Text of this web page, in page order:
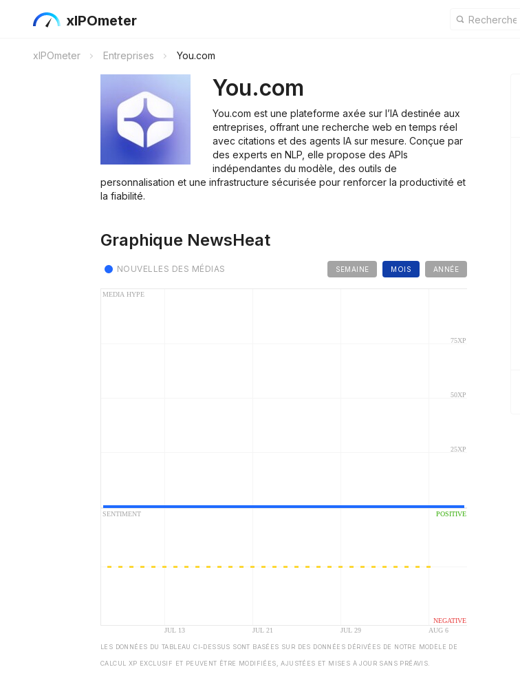
xIPOmeter
xIPOmeter Entreprises You.com
You.com
You.com est une plateforme axée sur l’IA destinée aux
entreprises, offrant une recherche web en temps réel
avec citations et des agents IA sur mesure. Conçue par
des experts en NLP, elle propose des APIs
indépendantes du modèle, des outils de
personnalisation et une infrastructure sécurisée pour renforcer la productivité et
la fiabilité.
Graphique NewsHeat
SEMAINE MOIS ANNÉE
NOUVELLES DES MÉDIAS
LES DONNÉES DU TABLEAU CI-DESSUS SONT BASÉES SUR DES DONNÉES DÉRIVÉES DE NOTRE MODÈLE DE
CALCUL XP EXCLUSIF ET PEUVENT ÊTRE MODIFIÉES, AJUSTÉES ET MISES À JOUR SANS PRÉAVIS.